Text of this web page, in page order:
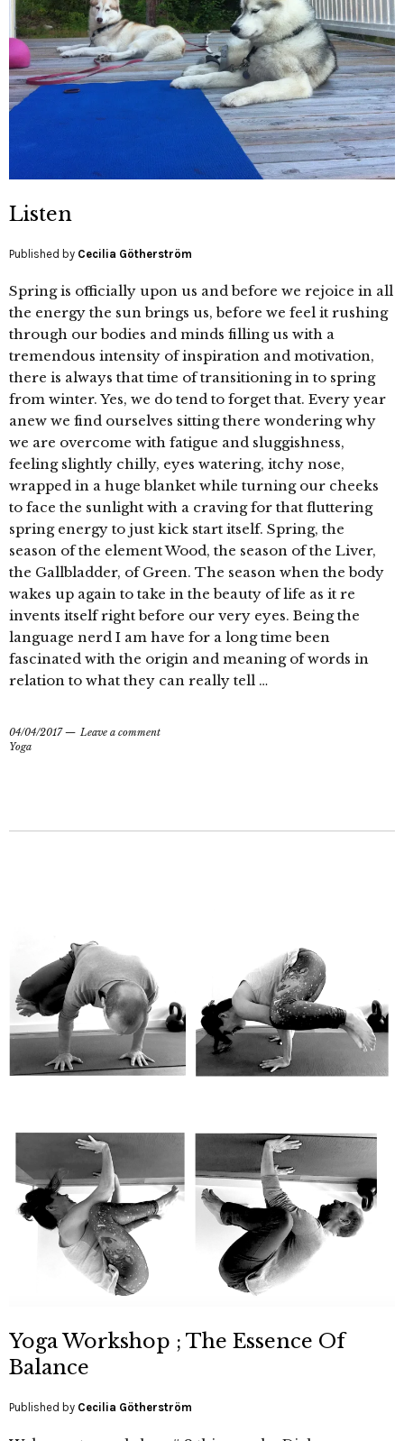
Listen
Published by Cecilia Götherström
Spring is officially upon us and before we rejoice in all
the energy the sun brings us, before we feel it rushing
through our bodies and minds filling us with a
tremendous intensity of inspiration and motivation,
there is always that time of transitioning in to spring
from winter. Yes, we do tend to forget that. Every year
anew we find ourselves sitting there wondering why
we are overcome with fatigue and sluggishness,
feeling slightly chilly, eyes watering, itchy nose,
wrapped in a huge blanket while turning our cheeks
to face the sunlight with a craving for that fluttering
spring energy to just kick start itself. Spring, the
season of the element Wood, the season of the Liver,
the Gallbladder, of Green. The season when the body
wakes up again to take in the beauty of life as it re
invents itself right before our very eyes. Being the
language nerd I am have for a long time been
fascinated with the origin and meaning of words in
relation to what they can really tell …
04/04/2017
Leave a comment
Yoga
Yoga Workshop ; The Essence Of
Balance
Published by Cecilia Götherström